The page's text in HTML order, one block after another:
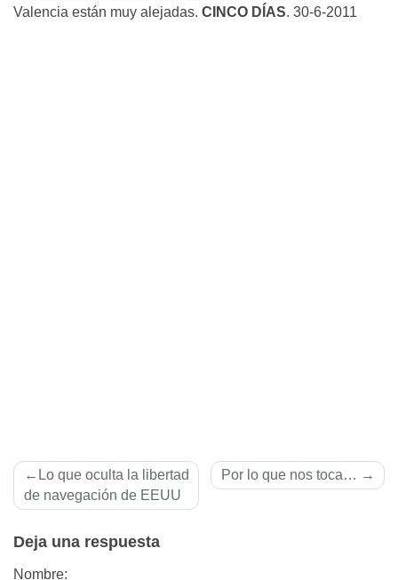
Valencia están muy alejadas. CINCO DÍAS. 30-6-2011
Navegación
de
Lo que oculta la libertad
de navegación de EEUU
Por lo que nos toca…
Deja una respuesta
Nombre: